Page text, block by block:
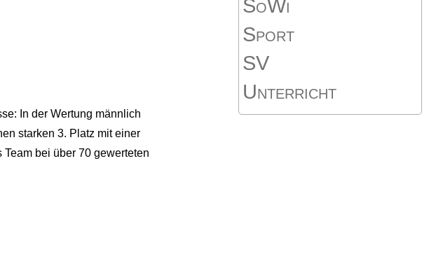
In der Wertung männlich
starken 3. Platz mit einer
bei über 70 gewerteten
SoWi
Sport
SV
Unterricht